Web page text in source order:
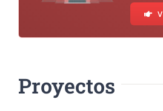
Proyectos